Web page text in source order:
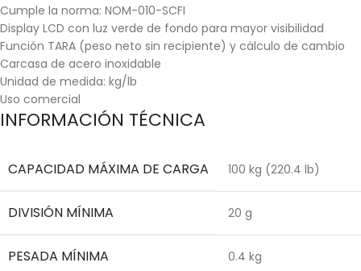
Cumple la norma: NOM-010-SCFI
Display LCD con luz verde de fondo para mayor visibilidad
Función TARA (peso neto sin recipiente) y cálculo de cambio
Carcasa de acero inoxidable
Unidad de medida: kg/lb
Uso comercial
INFORMACIÓN TÉCNICA
CAPACIDAD MÁXIMA DE CARGA 100 kg (220.4 lb)
DIVISIÓN MÍNIMA 20 g
PESADA MÍNIMA 0.4 kg